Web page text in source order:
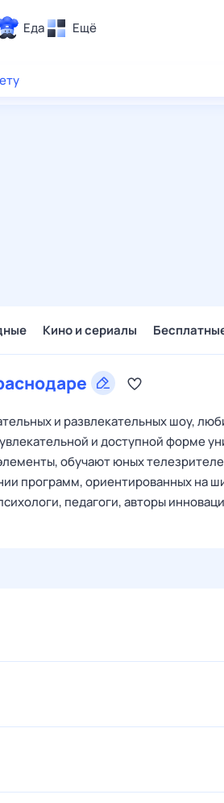
Еда Ещё
Кино и сериалы
и развлекательных шоу,
и доступной форме
обучают юных
программ, ориентированных на
педагоги, авторы